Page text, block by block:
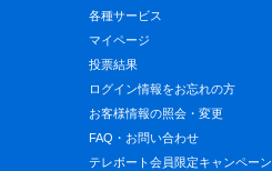
各種サービス
マイページ
投票結果
ログイン情報をお忘れの方
お客様情報の照会・変更
FAQ・お問い合わせ
テレボート会員限定キャンペーン